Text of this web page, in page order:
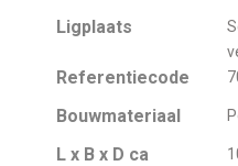
Ligplaats
Referentiecode
Bouwmateriaal
L x B x D ca